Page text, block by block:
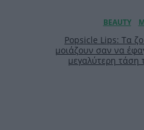
Popsicle Lips: Τα
μοιάζουν σαν να
μεγαλύτερη τάση